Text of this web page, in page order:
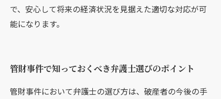
で、安心して将来の経済状況を見据えた適切な対応が可
能になります。
管財事件で知っておくべき弁護士選びのポイント
管財事件において弁護士の選び方は、破産者の今後の手